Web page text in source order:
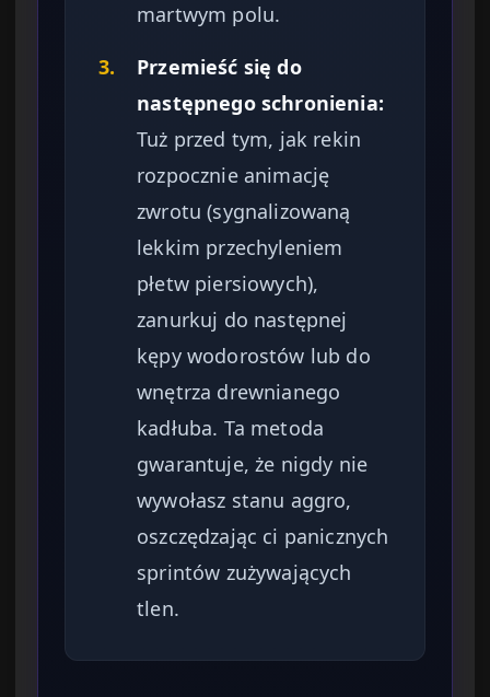
martwym polu.
3.
Przemieść się do
następnego schronienia:
Tuż przed tym, jak rekin
rozpocznie animację
zwrotu (sygnalizowaną
lekkim przechyleniem
płetw piersiowych),
zanurkuj do następnej
kępy wodorostów lub do
wnętrza drewnianego
kadłuba. Ta metoda
gwarantuje, że nigdy nie
wywołasz stanu aggro,
oszczędzając ci panicznych
sprintów zużywających
tlen.